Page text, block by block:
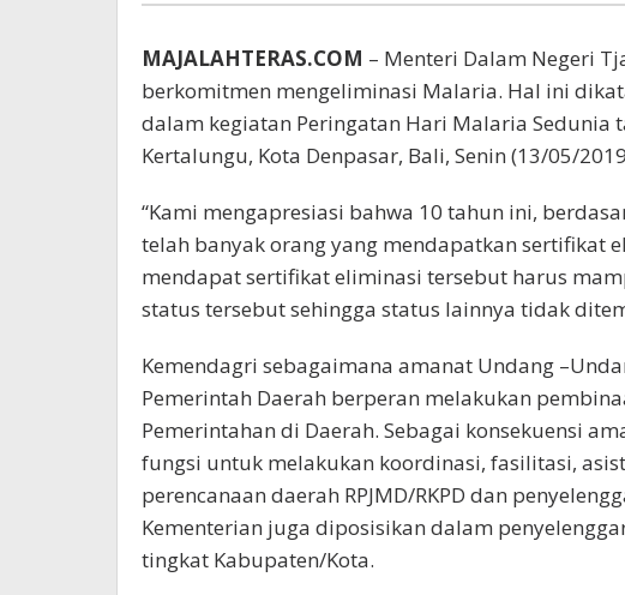
MAJALAHTERAS.COM – Menteri Dalam Negeri
berkomitmen mengeliminasi Malaria. Hal ini
dalam kegiatan Peringatan Hari Malaria Sedunia
Kertalungu, Kota Denpasar, Bali, Senin (13/05/
“Kami mengapresiasi bahwa 10 tahun ini,
telah banyak orang yang mendapatkan sertifikat
mendapat sertifikat eliminasi tersebut harus
status tersebut sehingga status lainnya tidak
Kemendagri sebagaimana amanat Undang
Pemerintah Daerah berperan melakukan
Pemerintahan di Daerah. Sebagai konsekuensi
fungsi untuk melakukan koordinasi, fasilitasi,
perencanaan daerah RPJMD/RKPD dan
Kementerian juga diposisikan dalam
tingkat Kabupaten/Kota.